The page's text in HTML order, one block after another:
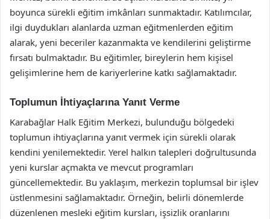
boyunca sürekli eğitim imkânları sunmaktadır. Katılımcılar,
ilgi duydukları alanlarda uzman eğitmenlerden eğitim
alarak, yeni beceriler kazanmakta ve kendilerini geliştirme
fırsatı bulmaktadır. Bu eğitimler, bireylerin hem kişisel
gelişimlerine hem de kariyerlerine katkı sağlamaktadır.
Toplumun İhtiyaçlarına Yanıt Verme
Karabağlar Halk Eğitim Merkezi, bulunduğu bölgedeki
toplumun ihtiyaçlarına yanıt vermek için sürekli olarak
kendini yenilemektedir. Yerel halkın talepleri doğrultusunda
yeni kurslar açmakta ve mevcut programları
güncellemektedir. Bu yaklaşım, merkezin toplumsal bir işlev
üstlenmesini sağlamaktadır. Örneğin, belirli dönemlerde
düzenlenen mesleki eğitim kursları, işsizlik oranlarını